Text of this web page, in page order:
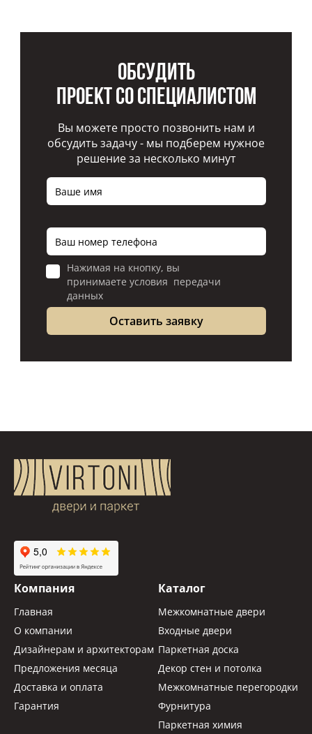
Обсудить
проект со специалистом
Вы можете просто позвонить нам и
обсудить задачу - мы подберем нужное
решение за несколько минут
Нажимая на кнопку, вы
принимаете условия передачи
данных
Компания
Главная
О компании
Дизайнерам и архитекторам
Предложения месяца
Доставка и оплата
Гарантия
Каталог
Межкомнатные двери
Входные двери
Паркетная доска
Декор стен и потолка
Межкомнатные перегородки
Фурнитура
Паркетная химия